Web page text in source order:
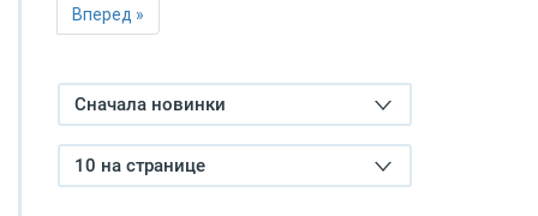
Вперед »
Сначала новинки
10 на странице